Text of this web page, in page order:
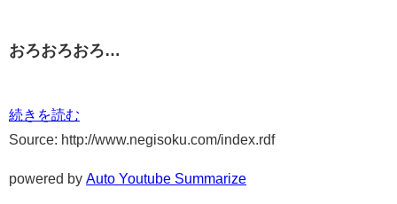
おろおろおろ…
続きを読む
Source: http://www.negisoku.com/index.rdf
powered by Auto Youtube Summarize